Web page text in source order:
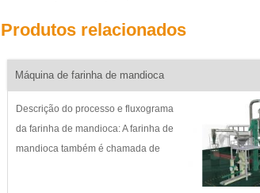
Produtos relacionados
Máquina de farinha de mandioca
Descrição do processo e fluxograma
da farinha de mandioca: A farinha de
mandioca também é chamada de